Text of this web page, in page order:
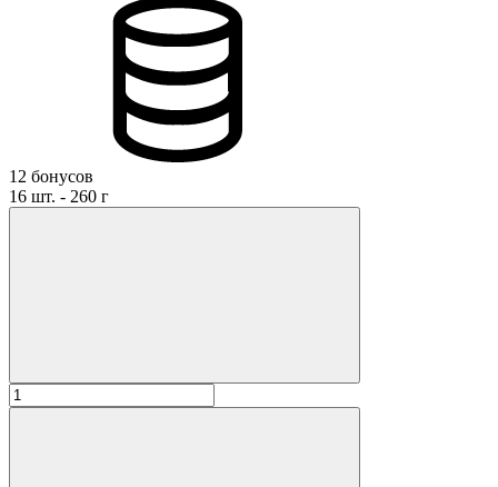
12 бонусов
16 шт. - 260 г